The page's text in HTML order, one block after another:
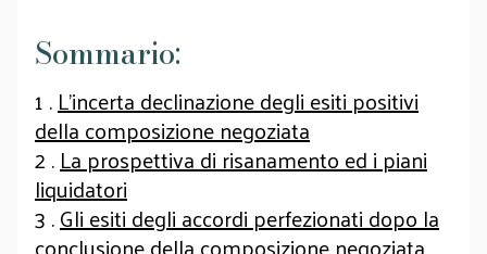
Sommario:
1 .L’incerta declinazione degli esiti positivi
della composizione negoziata
2 .La prospettiva di risanamento ed i piani
liquidatori
3 .Gli esiti degli accordi perfezionati dopo la